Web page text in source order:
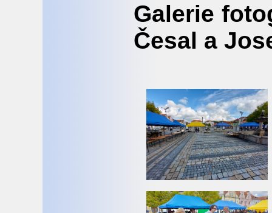
Galerie
Česal a